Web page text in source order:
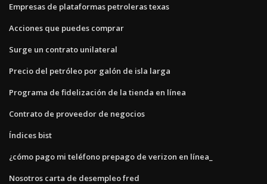
Empresas de plataformas petroleras texas
Acciones que puedes comprar
Surge un contrato unilateral
Precio del petróleo por galón de isla larga
Programa de fidelización de la tienda en línea
Contrato de proveedor de negocios
Índices bist
¿cómo pago mi teléfono prepago de verizon en línea_
Nosotros carta de desempleo fred